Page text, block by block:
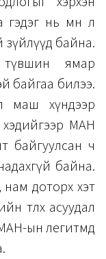
нь мөн л
зүйлүүд байна.
ямар
байгаа билээ.
маш хүндээр
МАН
байгуулсан ч
байна.
доторх хэт
төлөөх асуудал
ын легитмд